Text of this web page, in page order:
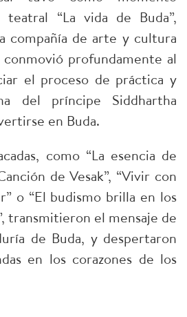
“La vida de Buda”,
compañía de arte y cultura
profundamente al
el proceso de práctica y
del príncipe Siddhartha
en Buda.
como “La esencia de
de Vesak”, “Vivir con
o “El budismo brilla en los
transmitieron el mensaje de
de Buda, y despertaron
en los corazones de los